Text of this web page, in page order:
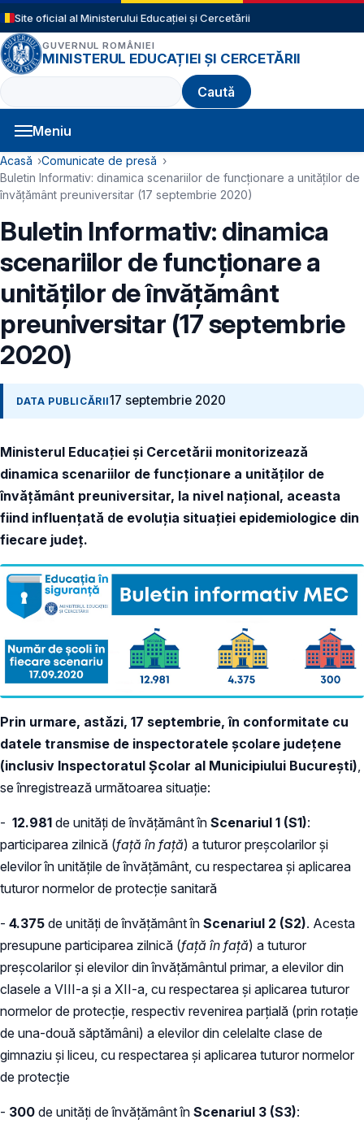
Sari la conținutul principal
Site oficial al Ministerului Educației și Cercetării
GUVERNUL ROMÂNIEI
MINISTERUL EDUCAȚIEI ȘI CERCETĂRII
Caută
Meniu
Navigație principală
Cale de navigare
Acasă
Comunicate de presă
Buletin Informativ: dinamica scenariilor de funcționare a unităților de
învățământ preuniversitar (17 septembrie 2020)
Buletin Informativ: dinamica
scenariilor de funcționare a
unităților de învățământ
preuniversitar (17 septembrie
2020)
DATA PUBLICĂRII17 septembrie 2020
Ministerul Educației și Cercetării monitorizează
dinamica scenariilor de funcționare a unităților de
învățământ preuniversitar, la nivel național, aceasta
fiind influențată de evoluția situației epidemiologice din
fiecare județ.
Prin urmare, astăzi, 17 septembrie, în conformitate cu
datele transmise de inspectoratele școlare județene
(inclusiv Inspectoratul Școlar al Municipiului București)
se înregistrează următoarea situație:
- 12.981 de unități de învățământ în Scenariul 1 (S1):
participarea zilnică (față în față) a tuturor preșcolarilor și
elevilor în unitățile de învățământ, cu respectarea și aplicarea
tuturor normelor de protecție sanitară
- 4.375 de unități de învățământ în Scenariul 2 (S2). Acesta
presupune participarea zilnică (față în față) a tuturor
preșcolarilor și elevilor din învățământul primar, a elevilor din
clasele a VIII-a și a XII-a, cu respectarea și aplicarea tuturor
normelor de protecție, respectiv revenirea parțială (prin rotație
de una-două săptămâni) a elevilor din celelalte clase de
gimnaziu și liceu, cu respectarea și aplicarea tuturor normelor
de protecție
- 300 de unități de învățământ în Scenariul 3 (S3):